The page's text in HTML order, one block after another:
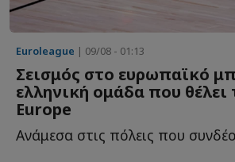
Euroleague | 09/08 - 01:13
Σεισμός στο ευρωπαϊκό
ελληνική ομάδα που θέλει
Europe